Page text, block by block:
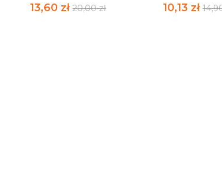
13,60 zł20,00 zł 10,13 zł